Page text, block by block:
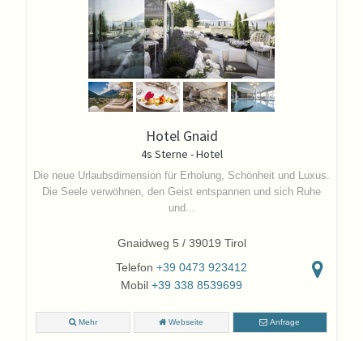
Hotel Gnaid
4s Sterne - Hotel
Die neue Urlaubsdimension für Erholung, Schönheit und Luxus.
Die Seele verwöhnen, den Geist entspannen und sich Ruhe
und...
Gnaidweg 5 / 39019 Tirol
Telefon +39 0473 923412
Mobil +39 338 8539699
Mehr Webseite Anfrage